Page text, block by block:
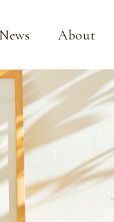
News About